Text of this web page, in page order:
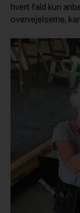
hvert fald kun
overvejelserne,